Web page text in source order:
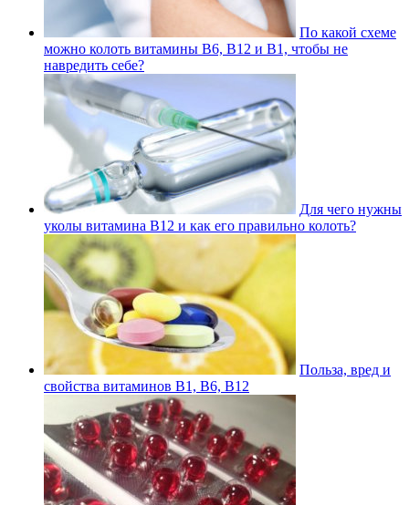
По какой схеме
можно колоть витамины В6, В12 и В1, чтобы не
навредить себе?
Для чего нужны
уколы витамина В12 и как его правильно колоть?
Польза, вред и
свойства витаминов В1, В6, В12